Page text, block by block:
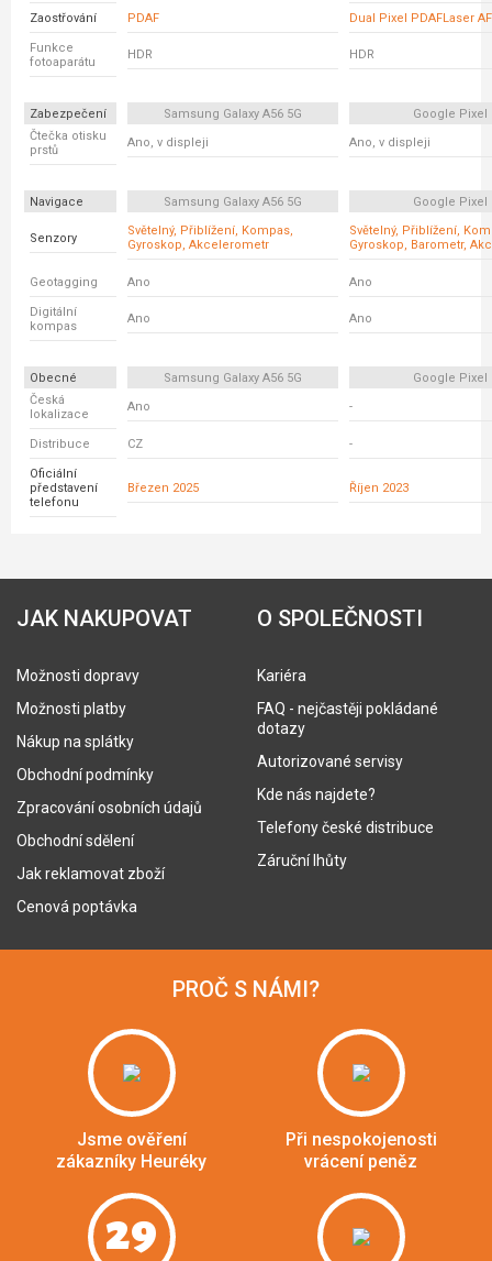
Zaostřování PDAF Dual Pixel PDAFLaser AF
Funkce
fotoaparátu
HDR HDR
Zabezpečení Samsung Galaxy A56 5G
Google Pixel
Čtečka otisku
prstů
Ano, v displeji Ano, v displeji
Navigace Samsung Galaxy A56 5G Google Pixel
Senzory
Světelný, Přiblížení, Kompas,
Gyroskop, Akcelerometr
Světelný, Přiblížení,
Gyroskop, Barometr,
Geotagging Ano Ano
Digitální
kompas
Ano Ano
Obecné Samsung Galaxy A56 5G
Google Pixel
Česká
lokalizace
Ano -
Distribuce CZ -
Oficiální
představení
telefonu
Březen 2025 Říjen 2023
JAK NAKUPOVAT
Možnosti dopravy
Možnosti platby
Nákup na splátky
Obchodní podmínky
Zpracování osobních údajů
Obchodní sdělení
Jak reklamovat zboží
Cenová poptávka
O SPOLEČNOSTI
Kariéra
FAQ - nejčastěji pokládané
dotazy
Autorizované servisy
Kde nás najdete?
Telefony české distribuce
Záruční lhůty
PROČ S NÁMI?
Jsme ověření
zákazníky Heuréky
Při nespokojenosti
vrácení peněz
29